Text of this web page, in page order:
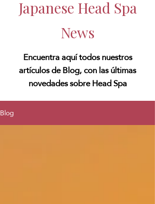
Japanese Head Spa
News
Encuentra aquí todos nuestros
artículos de Blog, con las últimas
novedades sobre Head Spa
Blog